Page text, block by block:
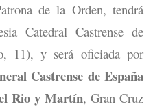
de la Orden, tendrá
Catedral Castrense de
11), y será oficiada por
Castrense de España
Rio y Martín, Gran Cruz